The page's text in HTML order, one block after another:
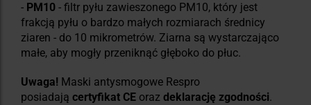
- PM10 - filtr pyłu zawieszonego PM10, który jest
frakcją pyłu o bardzo małych rozmiarach średnicy
ziaren - do 10 mikrometrów. Ziarna są wystarczająco
małe, aby mogły przeniknąć głęboko do płuc.
Uwaga! Maski antysmogowe Respro
posiadają certyfikat CE oraz deklarację zgodności.